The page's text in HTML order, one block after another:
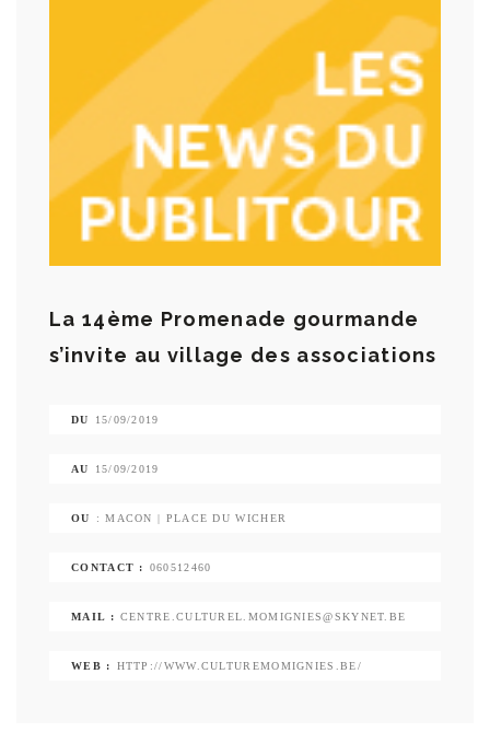
La 14ème Promenade gourmande
s’invite au village des associations
DU 15/09/2019
AU 15/09/2019
OU : MACON | PLACE DU WICHER
CONTACT : 060512460
MAIL : CENTRE.CULTUREL.MOMIGNIES@SKYNET.BE
WEB : HTTP://WWW.CULTUREMOMIGNIES.BE/